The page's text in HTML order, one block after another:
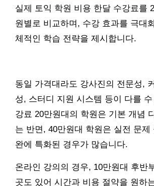
실제 토익 학원 비용 한달 수강료를
원별로 비교하며, 수강 효과를 극대
체적인 학습 전략을 제시합니다.
동일 가격대라도 강사진의 전문성,
성, 스터디 지원 시스템 등이 다를
강료 20만원대의 학원은 기본 개념
는 반면, 40만원대 학원은 실전 문제
완에 특화된 경우가 많습니다.
온라인 강의의 경우, 10만원대 후반
곳도 있어 시간과 비용 절약을 원하